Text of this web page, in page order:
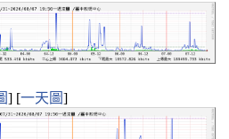
] [一天圖]